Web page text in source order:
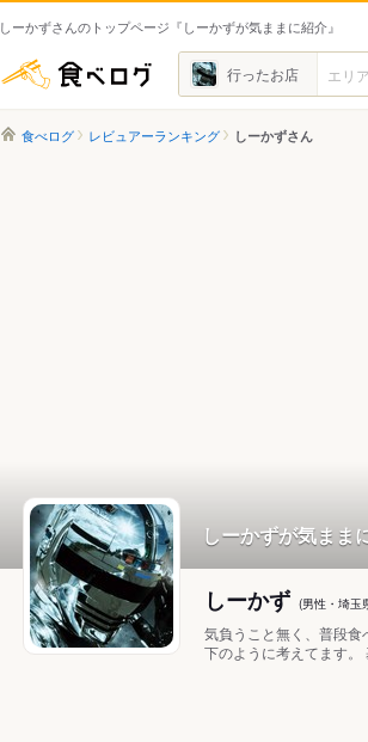
しーかずさんのトップページ『しーかずが気ままに紹介』
食べログ 行ったお店
食べログ レビュアーランキング しーかずさん
しーかずが気まま
しーかず (男性・埼玉
気負うこと無く、普段
下のように考えてます。